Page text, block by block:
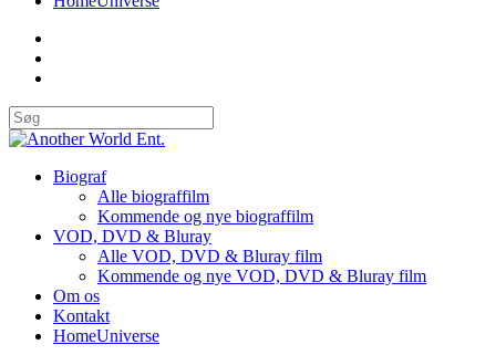
Biograf
Alle biograffilm
Kommende og nye biograffilm
VOD, DVD & Bluray
Alle VOD, DVD & Bluray film
Kommende og nye VOD, DVD & Bluray film
Om os
Kontakt
HomeUniverse